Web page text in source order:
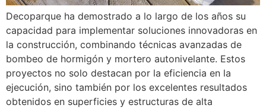
Decoparque ha demostrado a lo largo de los años su
capacidad para implementar soluciones innovadoras en
la construcción, combinando técnicas avanzadas de
bombeo de hormigón y mortero autonivelante. Estos
proyectos no solo destacan por la eficiencia en la
ejecución, sino también por los excelentes resultados
obtenidos en superficies y estructuras de alta